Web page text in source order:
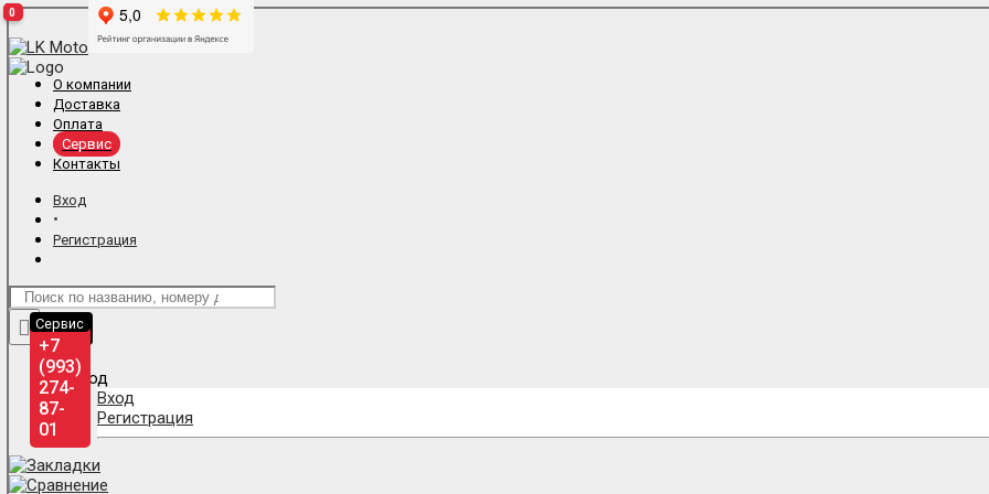
О компании
Доставка
Оплата
Сервис
Контакты
Вход
•
Регистрация
0
Отдел
продаж
+7
(993)
275-
87-
01
Сервис
+7
(993)
274-
87-
01
Вход
Регистрация
0
0